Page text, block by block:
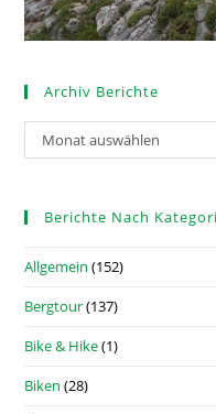
Archiv Berichte
Monat auswählen
Berichte Nach
Allgemein (152)
Bergtour(137)
Bike & Hike(1)
Biken (28)